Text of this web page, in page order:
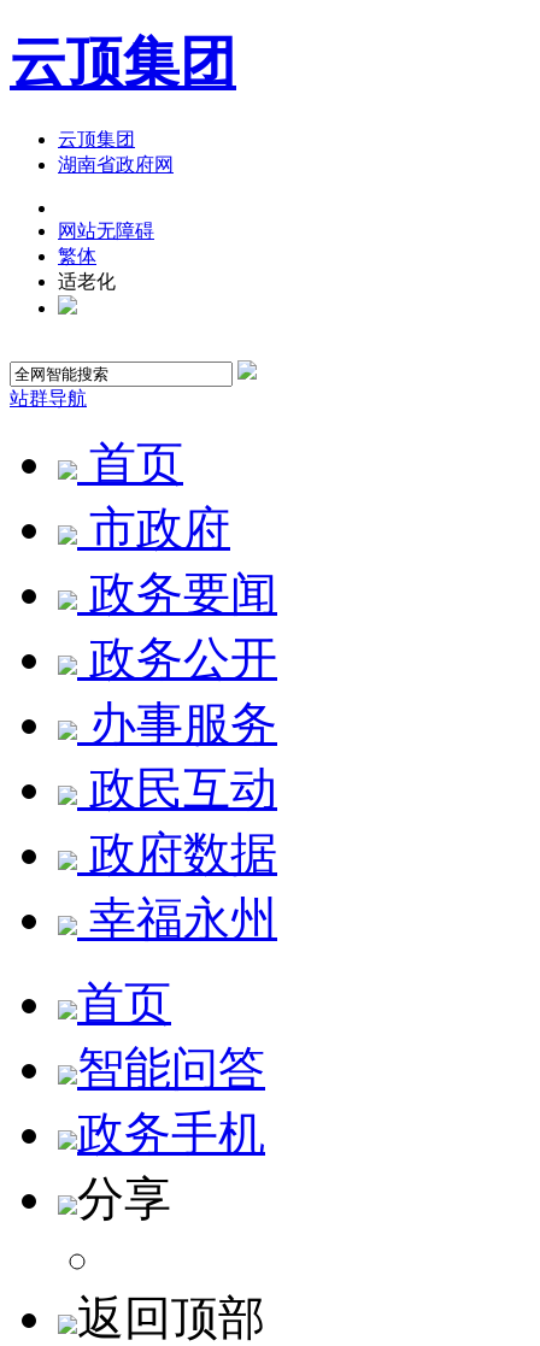
云顶集团
云顶集团
湖南省政府网
网站无障碍
繁体
适老化
站群导航
首页
市政府
政务要闻
政务公开
办事服务
政民互动
政府数据
幸福永州
首页
智能问答
政务手机
分享
返回顶部